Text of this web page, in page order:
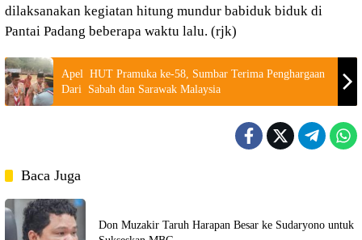
dilaksanakan kegiatan hitung mundur babiduk biduk di
Pantai Padang beberapa waktu lalu. (rjk)
Apel HUT Pramuka ke-58, Sumbar Terima Penghargaan
Dari Sabah dan Sarawak Malaysia
Baca Juga
Don Muzakir Taruh Harapan Besar ke Sudaryono untuk